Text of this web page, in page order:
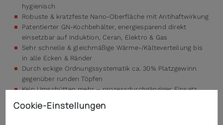
hygienisch
Robuste & kratzfeste Nano-Oberfläche mit Antihaftwirkung
Patentierter GN-Kochbehälter, energiesparend direkt
einsetzbar auf Induktion, Ceran, Elektro & Gas
Sehr schnelle & gleichmäßige Wärme-/Kälteverteilung bis
in alle Ecken & Ränder
Durch eckige Ordnungssystematik ca. 30% Platzgewinn
gegenüber runden Töpfen
Kein Umschütten mehr – prozessdurchgängiger Einsatz
spülmaschinentauglich
Cookie-Einstellungen